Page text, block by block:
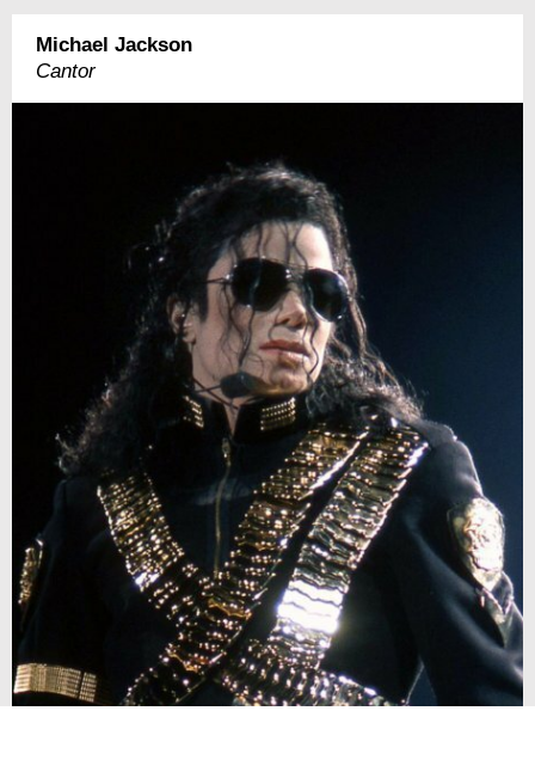
Michael Jackson
Cantor